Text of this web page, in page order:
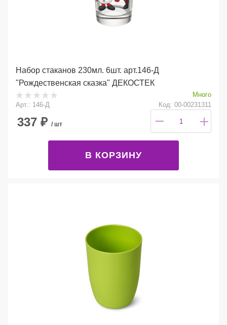
Набор стаканов 230мл. 6шт. арт.146-Д
"Рождественская сказка" ДЕКОСТЕК
Много
Арт.: 146-Д
Код: 00-00231311
337 ₽ / шт
В КОРЗИНУ